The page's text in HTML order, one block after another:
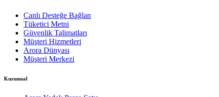
Canlı Desteğe Bağlan
Tüketici Metni
Güvenlik Talimatları
Müşteri Hizmetleri
Arora Dünyası
Müşteri Merkezi
Kurumsal